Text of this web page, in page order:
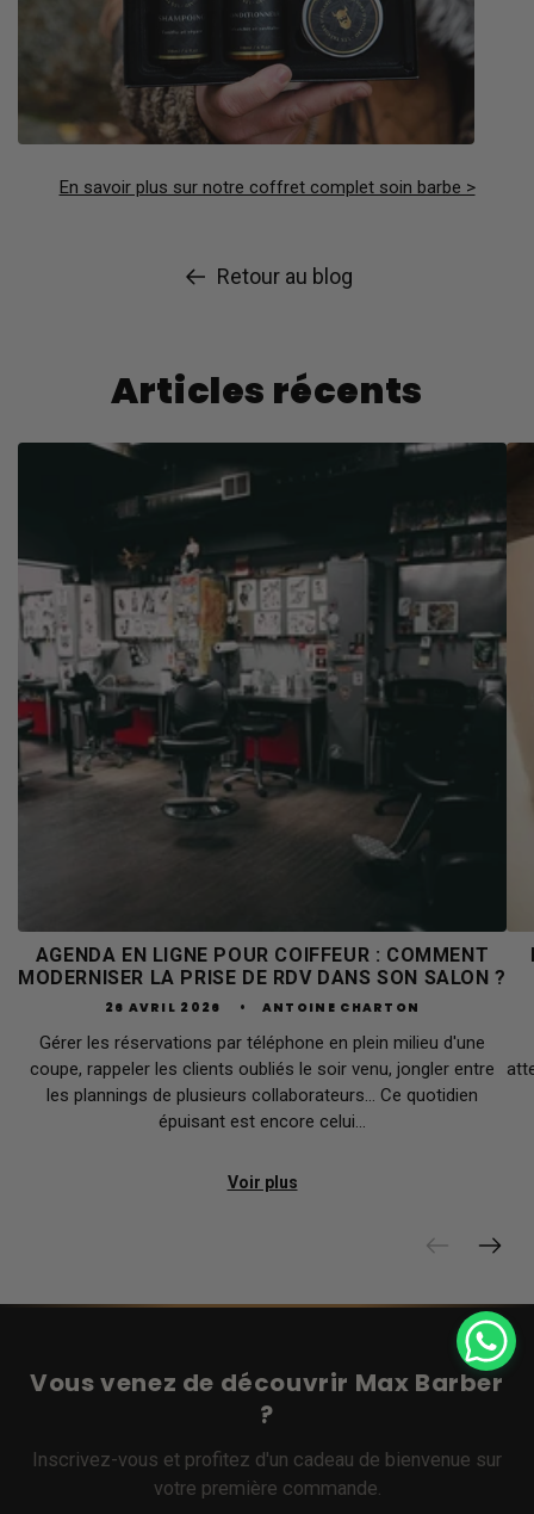
En savoir plus sur notre coffret complet soin barbe >
Retour au blog
Articles récents
AGENDA EN LIGNE POUR COIFFEUR : COMMENT
MODERNISER LA PRISE DE RDV DANS SON SALON ?
26 AVRIL 2026 ANTOINE CHARTON
Gérer les réservations par téléphone en plein milieu d'une
coupe, rappeler les clients oubliés le soir venu, jongler entre
les plannings de plusieurs collaborateurs… Ce quotidien
épuisant est encore celui...
Voir plus
Vous venez de découvrir Max Barber
?
Inscrivez-vous et profitez d'un cadeau de bienvenue sur
votre première commande.